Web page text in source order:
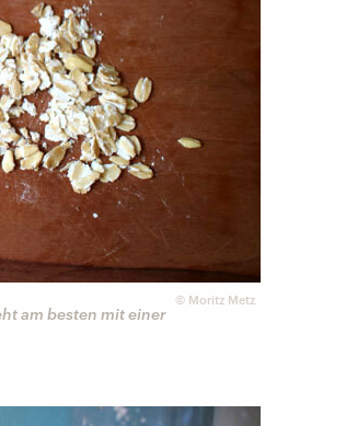
© Moritz Metz
am besten mit einer